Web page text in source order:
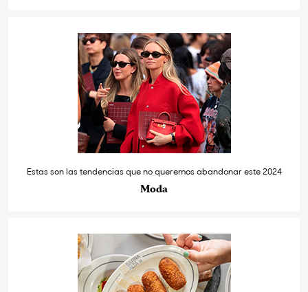
Estas son las tendencias que no queremos abandonar este 2024
Moda